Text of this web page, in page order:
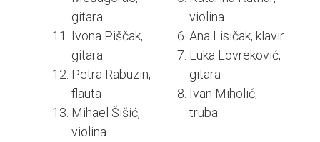
gitara
Ivona Piščak,
gitara
Petra Rabuzin,
flauta
Mihael Šišić,
violina
violina
Ana Lisičak, klavir
Luka Lovreković,
gitara
Ivan Miholić,
truba